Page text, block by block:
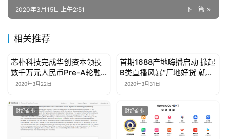
下一篇
2020年3月15日 上午2:51
相关推荐
财经商业
芯朴科技完成华创资本领投
数千万元人民币Pre-A轮融
资2020年3月22日
财经商业
首期1688产地嗨播启动 掀起
B类直播风暴“厂地好货 就看
1688商+直播”
2020年3月31日
财经商业 财经商业